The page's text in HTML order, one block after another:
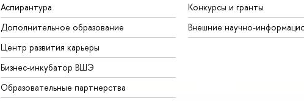
Аспирантура
Дополнительное образование
Центр развития карьеры
Бизнес-инкубатор ВШЭ
Образовательные партнерства
Конкурсы и гранты
Внешние научно-